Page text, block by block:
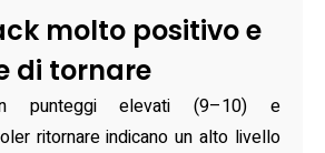
molto positivo e
di tornare
punteggi elevati (9–10) e
ritornare indicano un alto livello